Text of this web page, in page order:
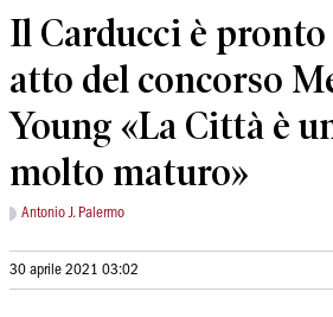
Il Carducci è
atto del concorso
Young «La Città è
molto maturo»
Antonio J. Palermo
30 aprile 2021 03:02